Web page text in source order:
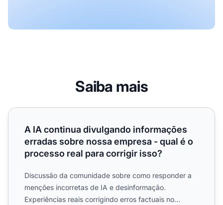
Saiba mais
A IA continua divulgando informações erradas sobre
A IA continua divulgando informações
erradas sobre nossa empresa - qual é o
processo real para corrigir isso?
Discussão da comunidade sobre como responder a
menções incorretas de IA e desinformação.
Experiências reais corrigindo erros factuais no